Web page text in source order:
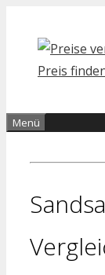
Inhalt
springen
Menü